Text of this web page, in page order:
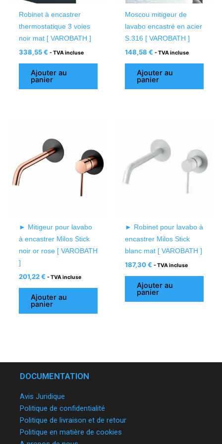
Robinet à encastrer
thermostatique 3 voies
noir mat [ VAROBATH ]
338,55€ - TVA incluse
Ajouter au
panier
Moscou mitigeur de
lavabo encastré en acier
S.316 [ VAROBATH ]
148,58 € - TVA incluse
Ajouter au
panier
► Mitigeur pour lavabo
à encastrer Milos Stick
noir or rose [ VAROBATH
]
201,22€ - TVA incluse
Ajouter au
panier
► Robinet pour lavabo à
encastrer Milos Stick
blanc mat [ VAROBATH ]
187,30€ - TVA incluse
Ajouter au
panier
DOCUMENTATION
Avis Juridique
Politique de confidentialité
Politique de livraison et de retour
Politique en matière de cookies